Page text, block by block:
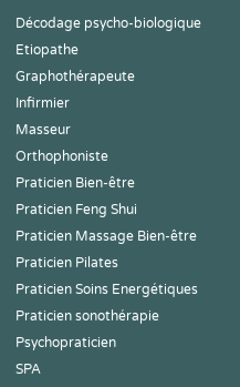
Décodage psycho-biologique
Etiopathe
Graphothérapeute
Infirmier
Masseur
Orthophoniste
Praticien Bien-être
Praticien Feng Shui
Praticien Massage Bien-être
Praticien Pilates
Praticien Soins Energétiques
Praticien sonothérapie
Psychopraticien
SPA